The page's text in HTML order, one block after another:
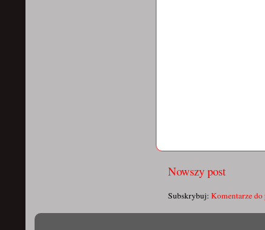
Nowszy post
Subskrybuj: Komentarze